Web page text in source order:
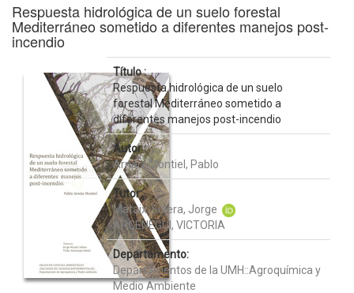
Respuesta hidrológica de un suelo forestal
Mediterráneo sometido a diferentes manejos post-
incendio
Título :
Respuesta hidrológica de un suelo
forestal Mediterráneo sometido a
diferentes manejos post-incendio
Autor :
Arnáiz Montiel, Pablo
Tutor:
Mataix-Solera, Jorge
ARCENEGUI, VICTORIA
Departamento:
Departamentos de la UMH::Agroquímica y
Medio Ambiente